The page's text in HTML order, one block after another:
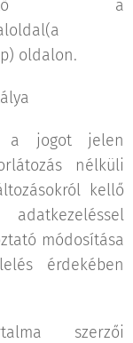
a
oldalon.
a jogot jelen
nélküli
kellő
módosítása
érdekében
szerzői